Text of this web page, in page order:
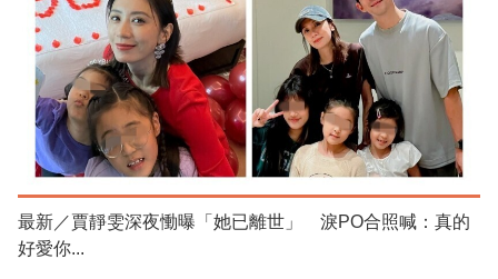
最新／賈靜雯深夜慟曝「她已離世」 淚PO合照喊：真的
好愛你...